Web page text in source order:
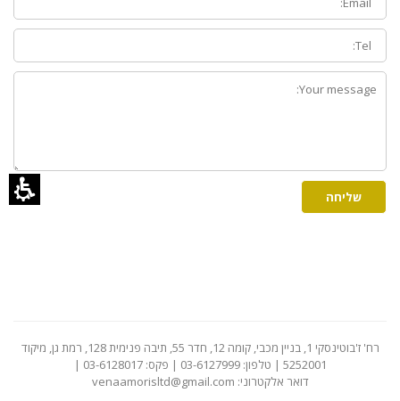
Phone:
How
can
we
שליחה
רח' ז'בוטינסקי 1, בניין מכבי, קומה 12, חדר 55, תיבה פנימית 128, רמת גן, מיקוד
5252001 | טלפון: 03-6127999 | פקס: 03-6128017 |
דואר אלקטרוני: venaamorisltd@gmail.com